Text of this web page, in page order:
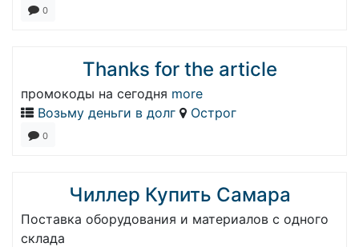
0
Thanks for the article
промокоды на сегодня more
Возьму деньги в долг
Острог
0
Чиллер Купить Самара
Поставка оборудования и материалов с одного
склада